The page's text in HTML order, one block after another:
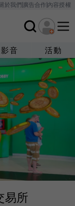
於我們廣告合作內容授權
影音 活動
易所